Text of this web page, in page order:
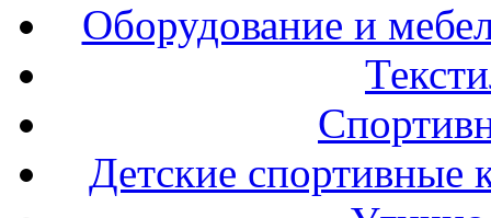
Оборудование и
Детские спортивные